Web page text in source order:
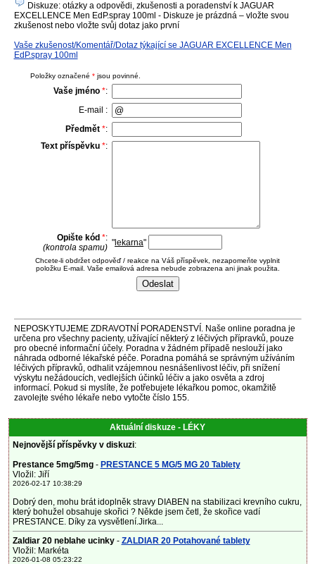
Diskuze: otázky a odpovědi, zkušenosti a poradenství k JAGUAR
EXCELLENCE Men EdP.spray 100ml - Diskuze je prázdná – vložte svou
zkušenost nebo vložte svůj dotaz jako první
Vaše zkušenost/Komentář/Dotaz týkající se JAGUAR EXCELLENCE Men
EdP.spray 100ml
Položky označené * jsou povinné.
Vaše jméno *:
E-mail :
Předmět *:
Text příspěvku *:
Opište kód *:
(kontrola spamu) " lekarna"
Chcete-li obdržet odpověď / reakce na Váš příspěvek, nezapomeňte vyplnit
položku E-mail. Vaše emailová adresa nebude zobrazena ani jinak použita.
NEPOSKYTUJEME ZDRAVOTNÍ PORADENSTVÍ. Naše online poradna je
určena pro všechny pacienty, užívající některý z léčivých přípravků, pouze
pro obecné informační účely. Poradna v žádném případě neslouží jako
náhrada odborné lékařské péče. Poradna pomáhá se správným užíváním
léčivých přípravků, odhalit vzájemnou nesnášenlivost léčiv, při snížení
výskytu nežádoucích, vedlejších účinků léčiv a jako osvěta a zdroj
informací. Pokud si myslíte, že potřebujete lékařkou pomoc, okamžitě
zavolejte svého lékaře nebo vytočte číslo 155.
Aktuální diskuze - LÉKY
Nejnovější příspěvky v diskuzi:
Prestance 5mg/5mg- PRESTANCE 5 MG/5 MG 20 Tablety
Vložil: Jiří
2026-02-17 10:38:29
Dobrý den, mohu brát idoplněk stravy DIABEN na stabilizaci krevního cukru,
který bohužel obsahuje skořici ? Někde jsem četl, že skořice vadí
PRESTANCE. Díky za vysvětlení.Jirka...
Zaldiar 20 neblahe ucinky- ZALDIAR 20 Potahované tablety
Vložil: Markéta
2026-01-08 05:23:22